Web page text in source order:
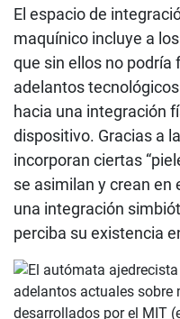
El espacio de
maquínico incluye a
que sin ellos no
adelantos
hacia una integración
dispositivo. Gracias a
incorporan ciertas
se asimilan y crean en
una integración
perciba su existencia